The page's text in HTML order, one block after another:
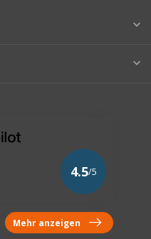
4.5/5
Mehr anzeigen